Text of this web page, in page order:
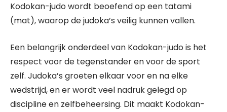
Kodokan-judo wordt beoefend op een tatami
(mat), waarop de judoka’s veilig kunnen vallen.
Een belangrijk onderdeel van Kodokan-judo is het
respect voor de tegenstander en voor de sport
zelf. Judoka’s groeten elkaar voor en na elke
wedstrijd, en er wordt veel nadruk gelegd op
discipline en zelfbeheersing. Dit maakt Kodokan-